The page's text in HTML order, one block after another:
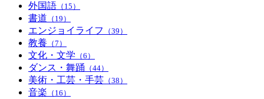
外国語 （15）
書道 （19）
エンジョイライフ （39）
教養 （7）
文化・文学 （6）
ダンス・舞踊 （44）
美術・工芸・手芸 （38）
音楽 （16）